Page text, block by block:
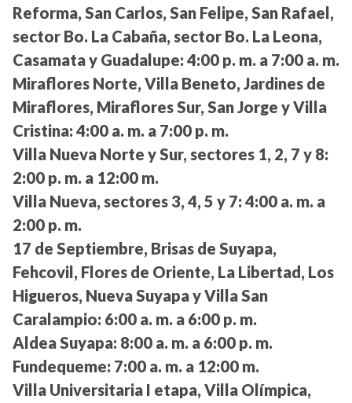
Reforma, San Carlos, San Felipe, San Rafael,
sector Bo. La Cabaña, sector Bo. La Leona,
Casamata y Guadalupe: 4:00 p. m. a 7:00 a. m.
Miraflores Norte, Villa Beneto, Jardines de
Miraflores, Miraflores Sur, San Jorge y Villa
Cristina: 4:00 a. m. a 7:00 p. m.
Villa Nueva Norte y Sur, sectores 1, 2, 7 y 8:
2:00 p. m. a 12:00 m.
Villa Nueva, sectores 3, 4, 5 y 7: 4:00 a. m. a
2:00 p. m.
17 de Septiembre, Brisas de Suyapa,
Fehcovil, Flores de Oriente, La Libertad, Los
Higueros, Nueva Suyapa y Villa San
Caralampio: 6:00 a. m. a 6:00 p. m.
Aldea Suyapa: 8:00 a. m. a 6:00 p. m.
Fundequeme: 7:00 a. m. a 12:00 m.
Villa Universitaria I etapa, Villa Olímpica,